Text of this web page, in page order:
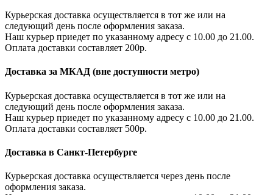
Курьерская доставка осуществляется в тот же или на
следующий день после оформления заказа.
Наш курьер приедет по указанному адресу с 10.00 до 21.00.
Оплата доставки составляет 200р.
Доставка за МКАД (вне доступности метро)
Курьерская доставка осуществляется в тот же или на
следующий день после оформления заказа.
Наш курьер приедет по указанному адресу с 10.00 до 21.00.
Оплата доставки составляет 500р.
Доставка в Санкт-Петербурге
Курьерская доставка осуществляется через день после
оформления заказа.